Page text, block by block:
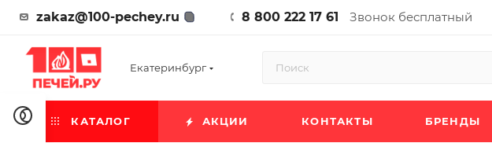
zakaz@100-pechey.ru 8 800 222 17 61 Звонок бесплатный
Екатеринбург
КАТАЛОГ АКЦИИ КОНТАКТЫ БРЕНДЫ